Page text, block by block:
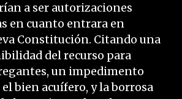
a ser autorizaciones
en cuanto entrara en
Constitución. Citando una
del recurso para
un impedimento
bien acuífero, y la borrosa